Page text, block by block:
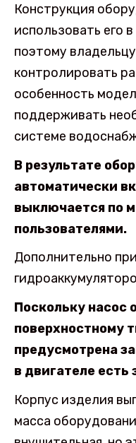
Конструкция
использовать его
поэтому
контролировать
особенность
поддерживать
системе
В результате
автоматически
выключается по
пользователями.
Дополнительно
Поскольку насос
поверхностному
предусмотрена
в двигателе есть
Корпус изделия
масса